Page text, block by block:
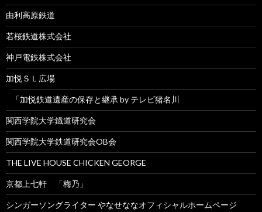
由利高原鉄道
若桜鉄道株式会社
神戸電鉄株式会社
加悦ＳＬ広場
「加悦鉄道遺産の保存と継承 by テレビ猪名川
関西学院大学鐡道研究会
関西学院大学鉄道研究会OB会
THE LIVE HOUSE CHICKEN GEORGE
京都上七軒 「梅乃」
シンガーソングライター やなせななオフィシャルホームページ